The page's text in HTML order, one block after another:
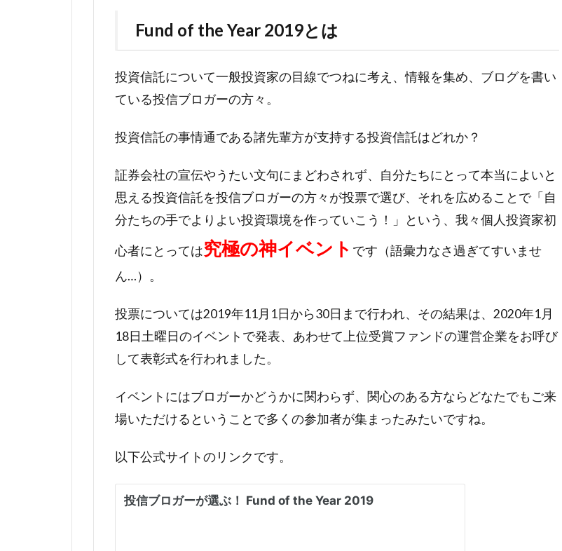
Fund of the Year 2019とは
投資信託について一般投資家の目線でつねに考え、情報を集め、ブログを書い
ている投信ブロガーの方々。
投資信託の事情通である諸先輩方が支持する投資信託はどれか？
証券会社の宣伝やうたい文句にまどわされず、自分たちにとって本当によいと
思える投資信託を投信ブロガーの方々が投票で選び、それを広めることで「自
分たちの手でよりよい投資環境を作っていこう！」という、我々個人投資家初
心者にとっては究極の神イベント です（語彙力なさ過ぎてすいませ
ん…）。
投票については2019年11月1日から30日まで行われ、その結果は、2020年1月
18日土曜日のイベントで発表、あわせて上位受賞ファンドの運営企業をお呼び
して表彰式を行われました。
イベントにはブロガーかどうかに関わらず、関心のある方ならどなたでもご来
場いただけるということで多くの参加者が集まったみたいですね。
以下公式サイトのリンクです。